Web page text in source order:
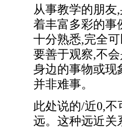
从事教学的朋
着丰富多彩的事
十分熟悉,完全
要善于观察,不
身边的事物或现
并非难事。
此处说的/近0,
远。这种远近关